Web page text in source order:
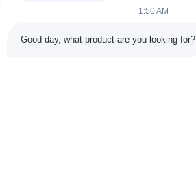
1:50 AM
Good day, what product are you looking for?